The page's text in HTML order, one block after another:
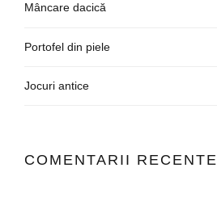
Mâncare dacică
Portofel din piele
Jocuri antice
COMENTARII RECENTE